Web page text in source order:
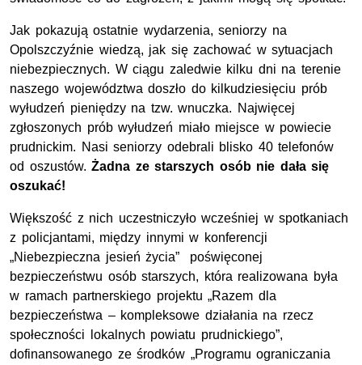
Jak pokazują ostatnie wydarzenia, seniorzy na
Opolszczyźnie wiedzą, jak się zachować w sytuacjach
niebezpiecznych. W ciągu zaledwie kilku dni na terenie
naszego województwa doszło do kilkudziesięciu prób
wyłudzeń pieniędzy na tzw. wnuczka. Najwięcej
zgłoszonych prób wyłudzeń miało miejsce w powiecie
prudnickim. Nasi seniorzy odebrali blisko 40 telefonów
od oszustów.Żadna ze starszych osób nie dała się
oszukać!
Większość z nich uczestniczyło wcześniej w spotkaniach
z policjantami, między innymi w konferencji
„Niebezpieczna jesień życia” poświęconej
bezpieczeństwu osób starszych, która realizowana była
w ramach partnerskiego projektu „Razem dla
bezpieczeństwa – kompleksowe działania na rzecz
społeczności lokalnych powiatu prudnickiego”,
dofinansowanego ze środków „Programu ograniczania